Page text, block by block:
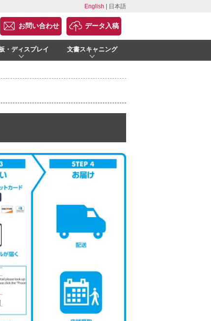
English | 日本語
お問い合わせ データ入稿
・ディスプレイ 文書スキャニング